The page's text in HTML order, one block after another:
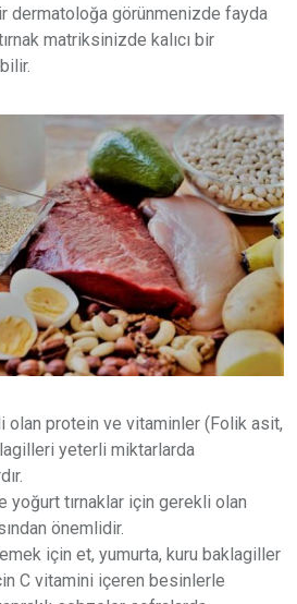
dermatoloğa görünmenizde fayda
matriksinizde kalıcı bir
olan protein ve vitaminler (Folik asit,
yeterli miktarlarda
yoğurt tırnaklar için gerekli olan
önemlidir.
için et, yumurta, kuru baklagiller
C vitamini içeren besinlerle